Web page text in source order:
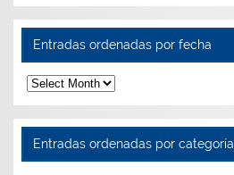
Entradas ordenadas por fecha
Entradas
ordenadas
por
fecha
Entradas ordenadas por categoría